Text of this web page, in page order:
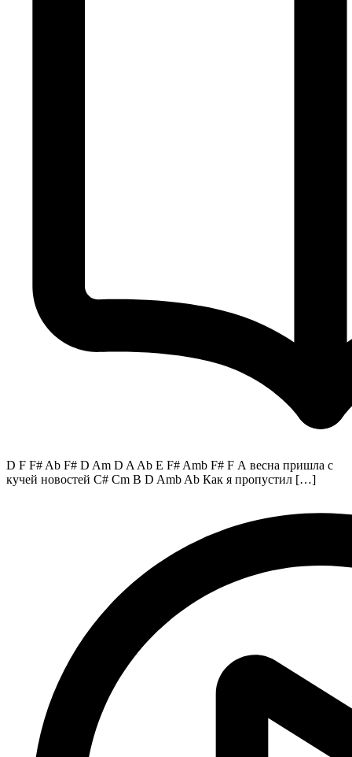
D F F# Ab F# D Am D A Ab E F# Amb F# F А весна пришла с
кучей новостей C# Cm B D Amb Ab Как я пропустил […]